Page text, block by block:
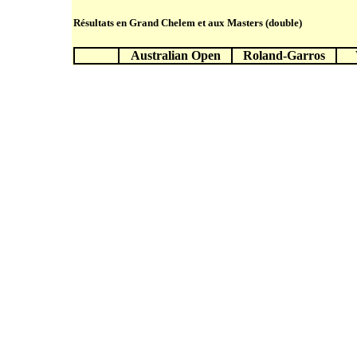
Résultats en Grand Chelem et aux Masters (double)
Australian Open Roland-Garros